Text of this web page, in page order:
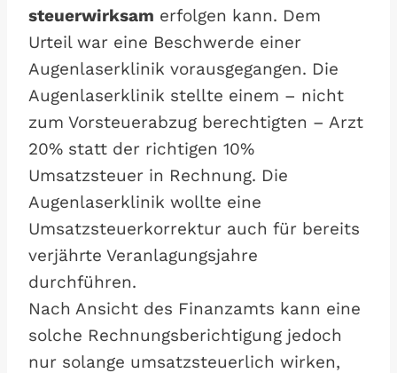
steuerwirksam erfolgen kann. Dem
Urteil war eine Beschwerde einer
Augenlaserklinik vorausgegangen. Die
Augenlaserklinik stellte einem – nicht
zum Vorsteuerabzug berechtigten – Arzt
20% statt der richtigen 10%
Umsatzsteuer in Rechnung. Die
Augenlaserklinik wollte eine
Umsatzsteuerkorrektur auch für bereits
verjährte Veranlagungsjahre
durchführen.
Nach Ansicht des Finanzamts kann eine
solche Rechnungsberichtigung jedoch
nur solange umsatzsteuerlich wirken,